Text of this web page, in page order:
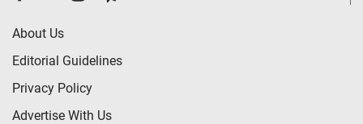
About Us
Editorial Guidelines
Privacy Policy
Advertise With Us